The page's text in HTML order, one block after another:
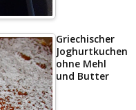
Griechischer
Joghurtkuchen
ohne Mehl
und Butter